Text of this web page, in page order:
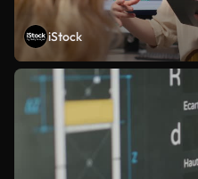
iStock